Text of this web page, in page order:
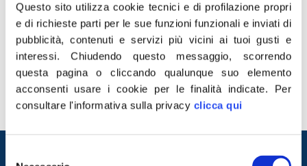
Questo sito utilizza cookie tecnici e di profilazione propri
e di richieste parti per le sue funzioni funzionali e inviati di
pubblicità, contenuti e servizi più vicini ai tuoi gusti e
interessi.Chiudendo questo messaggio, scorrendo
questa pagina o cliccando qualunque suo elemento
acconsenti usare i cookie per le finalità indicate. Per
consultare l'informativa sulla privacy clicca qui
«Nuova chicca del Governo degli scienziati Pd-M5S. Il
sottosegretario Sandra Zampa ha dichiarato che il
cenone di Natale dovrà essere fatto “solo tra familiari di
primo grado”. Peccato che la parentela di primo grado
sia quella tra genitori e figli, mentre i fratelli hanno tra
loro parentela di secondo grado. Quindi secondo il
Governo una […]